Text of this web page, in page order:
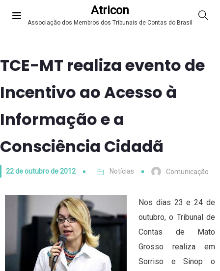
Atricon
Associação dos Membros dos Tribunais de Contas do Brasil
TCE-MT realiza evento de
Incentivo ao Acesso à
Informação e a
Consciência Cidadã
22 de outubro de 2012 Notícias Comunicação
Nos dias 23 e 24 de
outubro, o Tribunal de
Contas de Mato
Grosso realiza em
Sorriso e Sinop o